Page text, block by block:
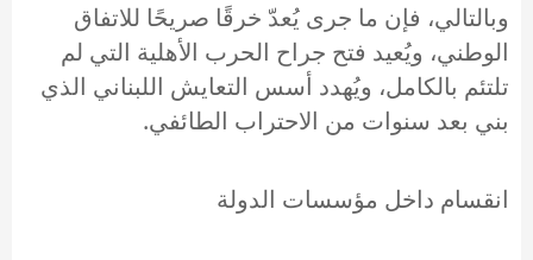
وبالتالي، فإن ما جرى يُعدّ خرقًا صريحًا للاتفاق
الوطني، ويُعيد فتح جراح الحرب الأهلية التي لم
تلتئم بالكامل، ويُهدد أسس التعايش اللبناني الذي
بني بعد سنوات من الاحتراب الطائفي.
انقسام داخل مؤسسات الدولة